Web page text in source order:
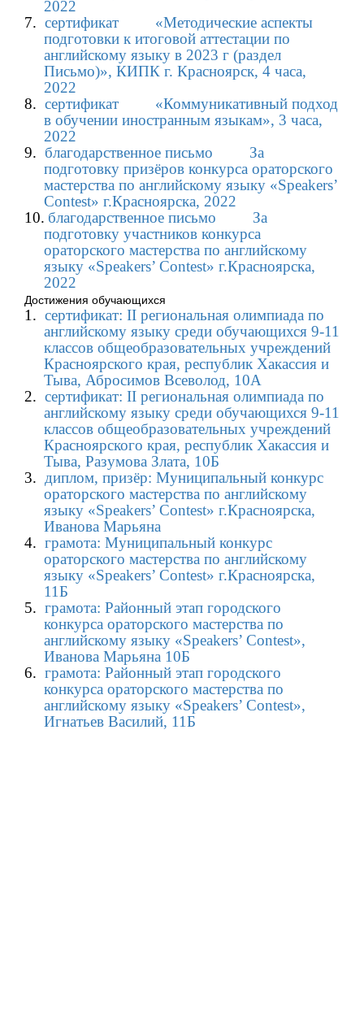
2022
7. сертификат
«Методические аспекты
подготовки к итоговой аттестации по
английскому языку в 2023 г (раздел
Письмо)», КИПК г. Красноярск, 4 часа,
2022
8. сертификат
«Коммуникативный подход
в обучении иностранным языкам», 3 часа,
2022
9. благодарственное письмо
За
подготовку призёров конкурса ораторского
мастерства по английскому языку «Speakers’
Contest» г.Красноярска, 2022
10. благодарственное письмо
За
подготовку участников конкурса
ораторского мастерства по английскому
языку «Speakers’ Contest» г.Красноярска,
2022
Достижения обучающихся
1. сертификат: II региональная олимпиада по
английскому языку среди обучающихся 9-11
классов общеобразовательных учреждений
Красноярского края, республик Хакассия и
Тыва, Абросимов Всеволод, 10А
2. сертификат: II региональная олимпиада по
английскому языку среди обучающихся 9-11
классов общеобразовательных учреждений
Красноярского края, республик Хакассия и
Тыва, Разумова Злата, 10Б
3. диплом, призёр: Муниципальный конкурс
ораторского мастерства по английскому
языку «Speakers’ Contest» г.Красноярска,
Иванова Марьяна
4. грамота: Муниципальный конкурс
ораторского мастерства по английскому
языку «Speakers’ Contest» г.Красноярска,
11Б
5. грамота: Районный этап городского
конкурса ораторского мастерства по
английскому языку «Speakers’ Contest»,
Иванова Марьяна 10Б
6. грамота: Районный этап городского
конкурса ораторского мастерства по
английскому языку «Speakers’ Contest»,
Игнатьев Василий, 11Б